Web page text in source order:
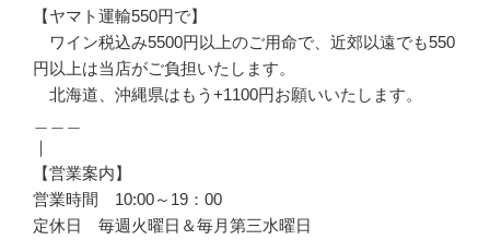
【ヤマト運輸550円で】
ワイン税込み5500円以上のご用命で、近郊以遠でも550
円以上は当店がご負担いたします。
北海道、沖縄県はもう+1100円お願いいたします。
｜
【営業案内】
営業時間 10:00～19：00
定休日 毎週火曜日＆毎月第三水曜日